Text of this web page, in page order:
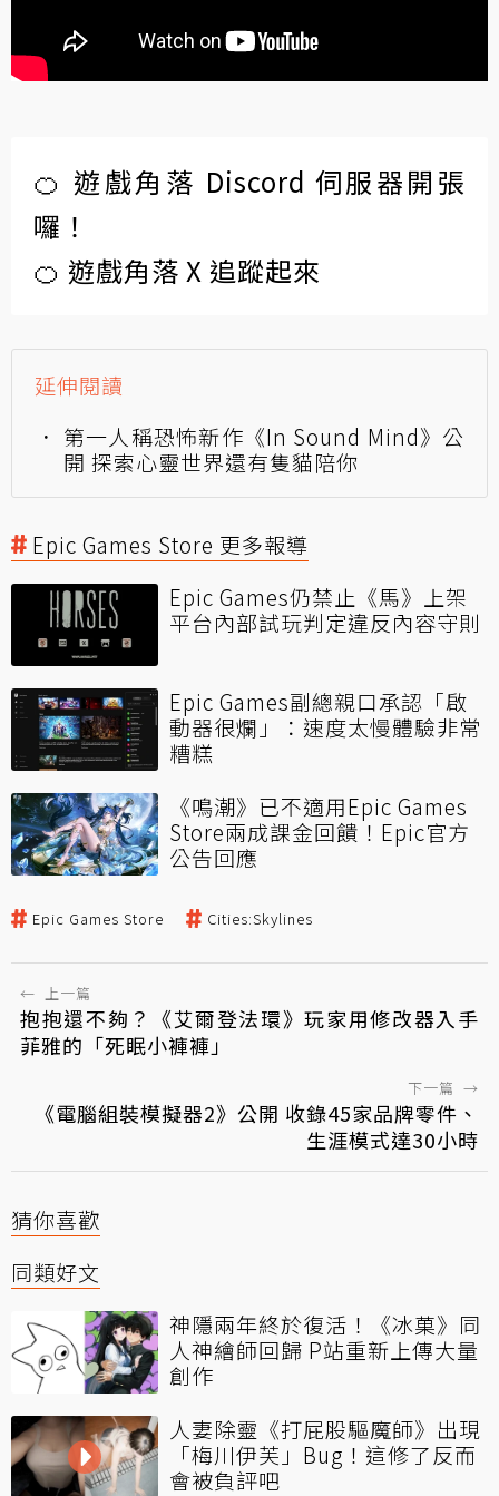
🍊 遊戲角落 Discord 伺服器開張
囉！
🍊 遊戲角落 X 追蹤起來
延伸閱讀
第一人稱恐怖新作《In Sound Mind》公
開 探索心靈世界還有隻貓陪你
Epic Games Store 更多報導
Epic Games仍禁止《馬》上架
平台內部試玩判定違反內容守則
Epic Games副總親口承認「啟
動器很爛」：速度太慢體驗非常
糟糕
《鳴潮》已不適用Epic Games
Store兩成課金回饋！Epic官方
公告回應
Epic Games Store Cities:Skylines
← 上一篇
抱抱還不夠？《艾爾登法環》玩家用修改器入手
菲雅的「死眠小褲褲」
下一篇 →
《電腦組裝模擬器2》公開 收錄45家品牌零件、
生涯模式達30小時
猜你喜歡
同類好文
神隱兩年終於復活！《冰菓》同
人神繪師回歸 P站重新上傳大量
創作
人妻除靈《打屁股驅魔師》出現
「梅川伊芙」Bug！這修了反而
會被負評吧